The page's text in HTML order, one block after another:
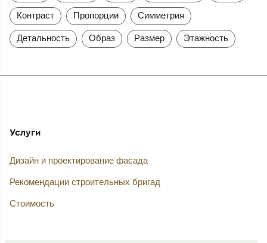
Контраст Пропорции Симметрия
Детальность Образ Размер Этажность
Услуги
Дизайн и проектирование фасада
Рекомендации строительных бригад
Стоимость